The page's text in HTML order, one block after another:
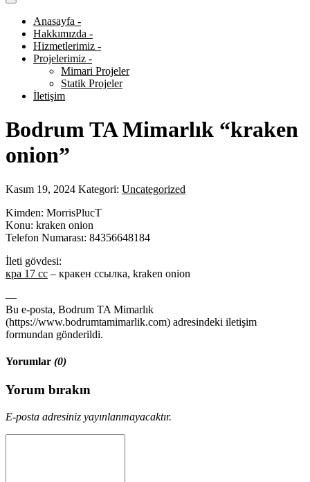
Anasayfa -
Hakkımızda -
Hizmetlerimiz -
Projelerimiz -
Mimari Projeler
Statik Projeler
İletişim
Bodrum TA Mimarlık “kraken
onion”
Kasım 19, 2024 Kategori: Uncategorized
Kimden: MorrisPlucT
Konu: kraken onion
Telefon Numarası: 84356648184
İleti gövdesi:
кра 17 сс – кракен ссылка, kraken onion
—
Bu e-posta, Bodrum TA Mimarlık
(https://www.bodrumtamimarlik.com) adresindeki iletişim
formundan gönderildi.
Yorumlar (0)
Yorum bırakın
E-posta adresiniz yayınlanmayacaktır.